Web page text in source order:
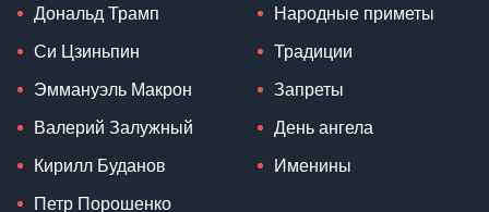
Дональд Трамп
Си Цзиньпин
Эммануэль Макрон
Валерий Залужный
Кирилл Буданов
Петр Порошенко
Народные приметы
Традиции
Запреты
День ангела
Именины